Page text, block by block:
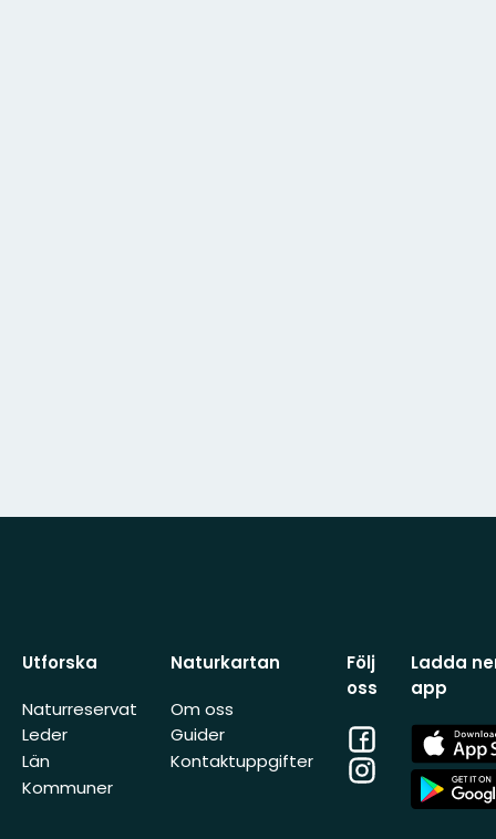
Utforska
Naturreservat
Leder
Län
Kommuner
Naturkartan
Om oss
Guider
Kontaktuppgifter
Följ
oss
Facebook
Instagram
Ladda
app
App
Store
App
Store